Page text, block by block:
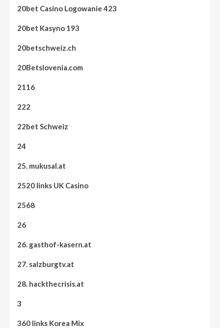
20bet Casino Logowanie 423
20bet Kasyno 193
20betschweiz.ch
20Betslovenia.com
2116
222
22bet Schweiz
24
25. mukusal.at
2520 links UK Casino
2568
26
26. gasthof-kasern.at
27. salzburgtv.at
28. hackthecrisis.at
3
360 links Korea Mix